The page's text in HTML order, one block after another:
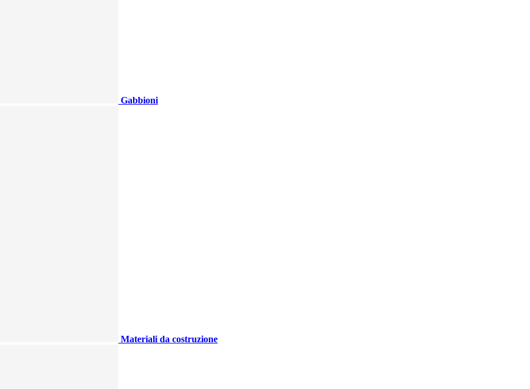
Gabbioni
Materiali da costruzione